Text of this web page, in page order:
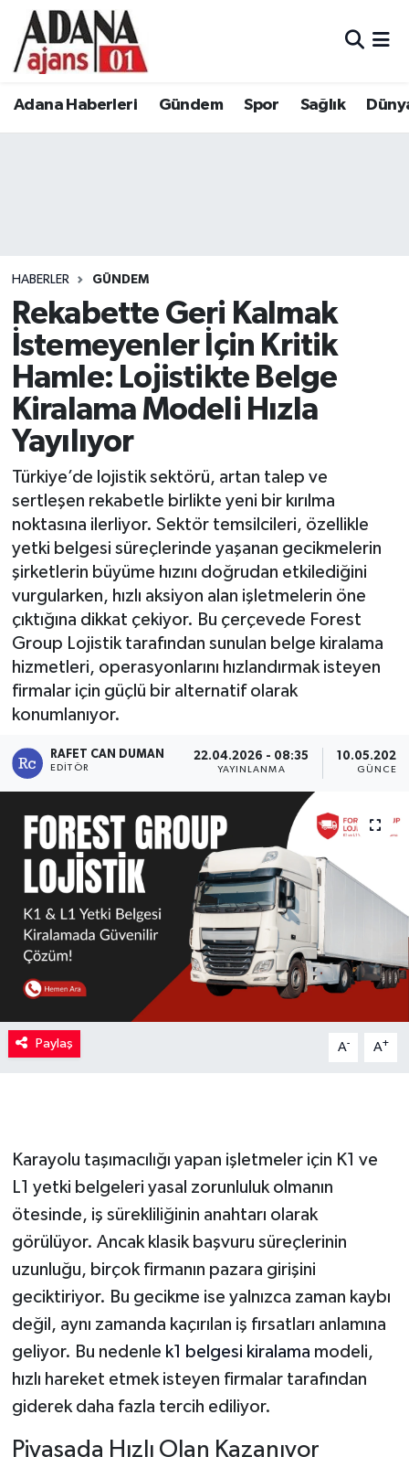
Adana Haberleri Gündem Spor Sağlık
HABERLER GÜNDEM
Rekabette Geri Kalmak
İstemeyenler İçin Kritik
Hamle: Lojistikte Belge
Kiralama Modeli Hızla
Yayılıyor
Türkiye’de lojistik sektörü, artan talep ve
sertleşen rekabetle birlikte yeni bir kırılma
noktasına ilerliyor. Sektör temsilcileri, özellikle
yetki belgesi süreçlerinde yaşanan gecikmelerin
şirketlerin büyüme hızını doğrudan etkilediğini
vurgularken, hızlı aksiyon alan işletmelerin öne
çıktığına dikkat çekiyor. Bu çerçevede Forest
Group Lojistik tarafından sunulan belge kiralama
hizmetleri, operasyonlarını hızlandırmak isteyen
firmalar için güçlü bir alternatif olarak
konumlanıyor.
RAFET CAN DUMAN
EDITÖR
22.04.2026 - 08:35
YAYINLANMA
Paylaş A- A+
Karayolu taşımacılığı yapan işletmeler için K1 ve
L1 yetki belgeleri yasal zorunluluk olmanın
ötesinde, iş sürekliliğinin anahtarı olarak
görülüyor. Ancak klasik başvuru süreçlerinin
uzunluğu, birçok firmanın pazara girişini
geciktiriyor. Bu gecikme ise yalnızca zaman kaybı
değil, aynı zamanda kaçırılan iş fırsatları anlamına
geliyor. Bu nedenle k1 belgesi kiralama modeli,
hızlı hareket etmek isteyen firmalar tarafından
giderek daha fazla tercih ediliyor.
Piyasada Hızlı Olan Kazanıyor
Adana Haberleri
Eğitim
Siyaset
Ekonomi
Kadın
Magazin
Yaşam
Adana Nöbetçi Eczaneler
Tüm Manşetler
Son Dakika Haberleri
Haber Arşivi